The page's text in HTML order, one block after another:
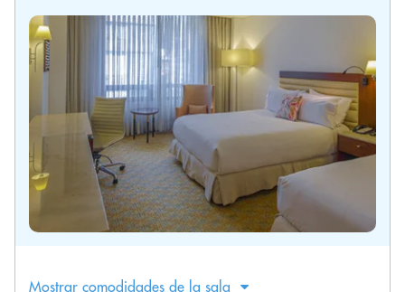
Mostrar comodidades de la sala